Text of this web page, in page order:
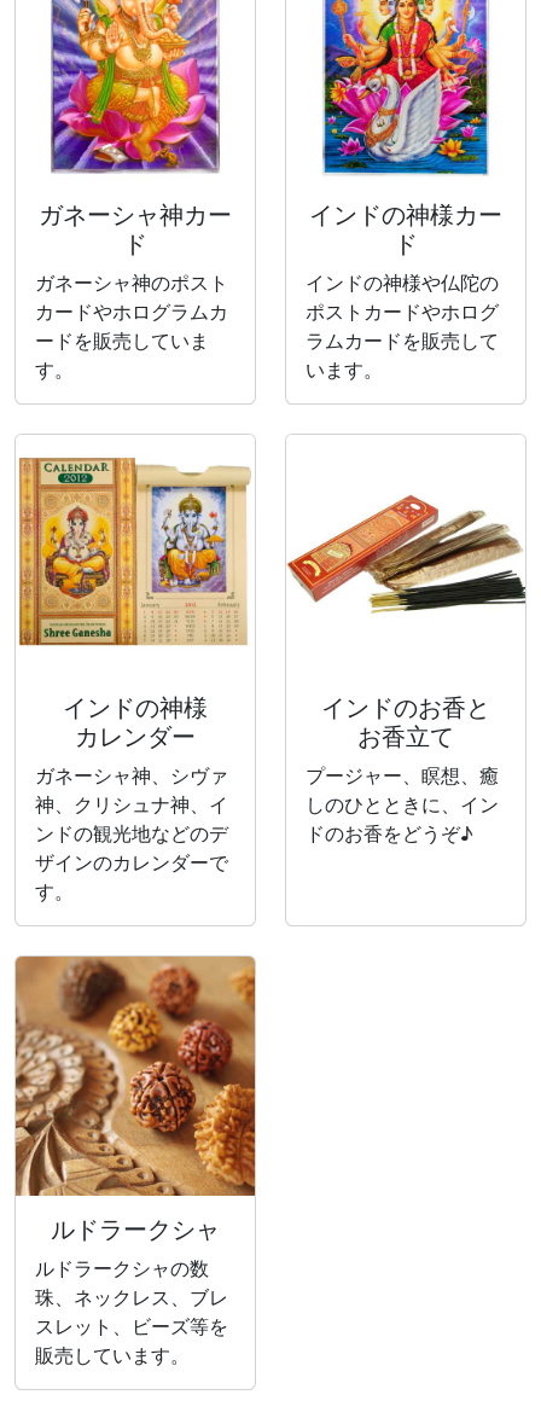
ガネーシャ神カー
ド
ガネーシャ神のポスト
カードやホログラムカ
ードを販売していま
す。
インドの神様カー
ド
インドの神様や仏陀の
ポストカードやホログ
ラムカードを販売して
います。
インドの神様
カレンダー
ガネーシャ神、シヴァ
神、クリシュナ神、イ
ンドの観光地などのデ
ザインのカレンダーで
す。
インドのお香と
お香立て
プージャー、瞑想、癒
しのひとときに、イン
ドのお香をどうぞ♪
ルドラークシャ
ルドラークシャの数
珠、ネックレス、ブレ
スレット、ビーズ等を
販売しています。